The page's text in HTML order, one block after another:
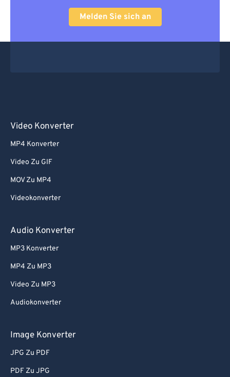
Melden Sie sich an
Video Konverter
MP4 Konverter
Video Zu GIF
MOV Zu MP4
Videokonverter
Audio Konverter
MP3 Konverter
MP4 Zu MP3
Video Zu MP3
Audiokonverter
Image Konverter
JPG Zu PDF
PDF Zu JPG